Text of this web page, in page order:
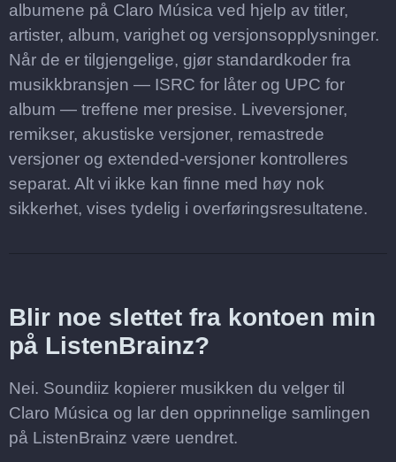
albumene på Claro Música ved hjelp av titler,
artister, album, varighet og versjonsopplysninger.
Når de er tilgjengelige, gjør standardkoder fra
musikkbransjen — ISRC for låter og UPC for
album — treffene mer presise. Liveversjoner,
remikser, akustiske versjoner, remastrede
versjoner og extended-versjoner kontrolleres
separat. Alt vi ikke kan finne med høy nok
sikkerhet, vises tydelig i overføringsresultatene.
Blir noe slettet fra kontoen min
på ListenBrainz?
Nei. Soundiiz kopierer musikken du velger til
Claro Música og lar den opprinnelige samlingen
på ListenBrainz være uendret.